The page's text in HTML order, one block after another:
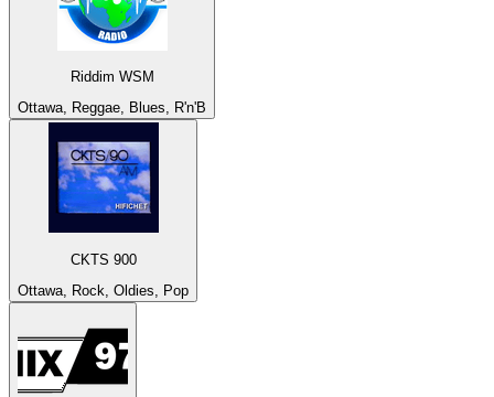
Riddim WSM
Ottawa, Reggae, Blues, R'n'B
CKTS 900
Ottawa, Rock, Oldies, Pop